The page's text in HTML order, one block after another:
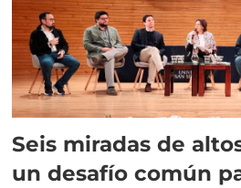
Seis miradas de
un desafío común